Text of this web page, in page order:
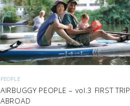
PEOPLE
AIRBUGGY PEOPLE – vol.3 FIRST TRIP
ABROAD